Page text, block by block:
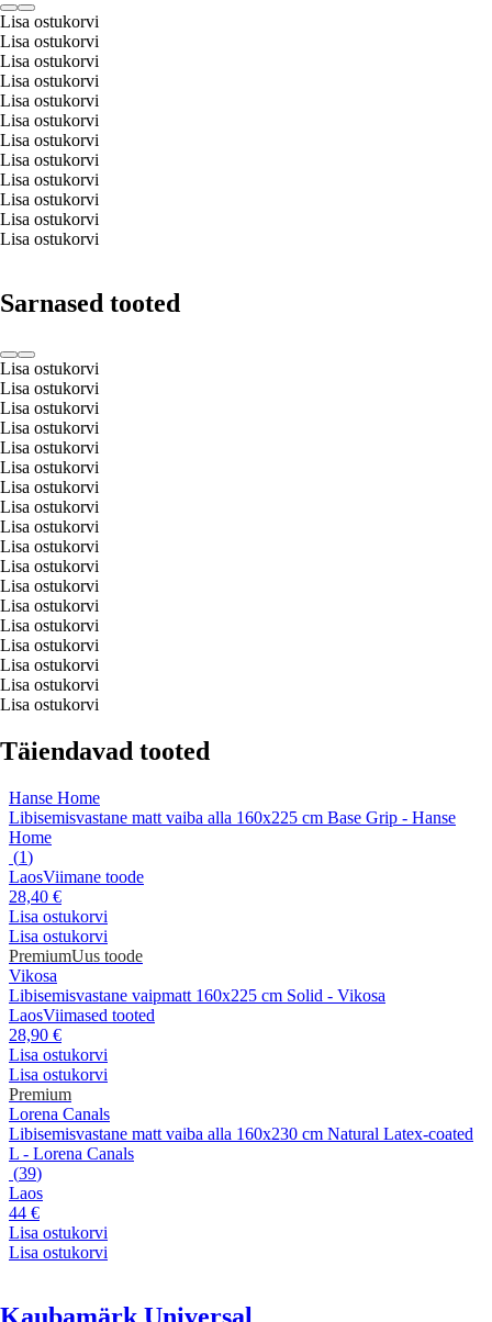
Lisa ostukorvi
Lisa ostukorvi
Lisa ostukorvi
Lisa ostukorvi
Lisa ostukorvi
Lisa ostukorvi
Lisa ostukorvi
Lisa ostukorvi
Lisa ostukorvi
Lisa ostukorvi
Lisa ostukorvi
Lisa ostukorvi
Sarnased tooted
Lisa ostukorvi
Lisa ostukorvi
Lisa ostukorvi
Lisa ostukorvi
Lisa ostukorvi
Lisa ostukorvi
Lisa ostukorvi
Lisa ostukorvi
Lisa ostukorvi
Lisa ostukorvi
Lisa ostukorvi
Lisa ostukorvi
Lisa ostukorvi
Lisa ostukorvi
Lisa ostukorvi
Lisa ostukorvi
Lisa ostukorvi
Lisa ostukorvi
Täiendavad tooted
Hanse Home
Libisemisvastane matt vaiba alla 160x225 cm Base Grip - Hanse
Home
(1)
LaosViimane toode
28,40 €
Lisa ostukorvi
Lisa ostukorvi
PremiumUus toode
Vikosa
Libisemisvastane vaipmatt 160x225 cm Solid - Vikosa
LaosViimased tooted
28,90 €
Lisa ostukorvi
Lisa ostukorvi
Premium
Lorena Canals
Libisemisvastane matt vaiba alla 160x230 cm Natural Latex-coated
L - Lorena Canals
(39)
Laos
44 €
Lisa ostukorvi
Lisa ostukorvi